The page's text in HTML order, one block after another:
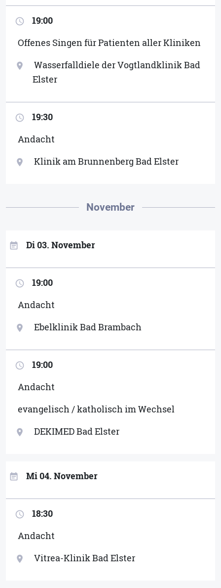
access_time
19:00
Offenes Singen für Patienten aller Kliniken
location_on
Wasserfalldiele der Vogtlandklinik Bad
Elster
access_time
19:30
Andacht
location_on Klinik am Brunnenberg Bad Elster
November
event_note Di 03. November
access_time
19:00
Andacht
location_on Ebelklinik Bad Brambach
access_time
19:00
Andacht
evangelisch / katholisch im Wechsel
location_on DEKIMED Bad Elster
event_note Mi 04. November
access_time
18:30
Andacht
location_on Vitrea-Klinik Bad Elster